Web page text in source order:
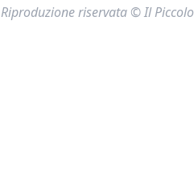
Riproduzione riservata © Il Piccolo